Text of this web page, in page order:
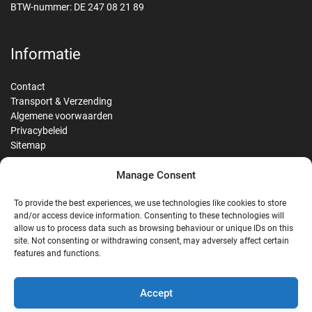
Manage Consent
To provide the best experiences, we use technologies like cookies to store
and/or access device information. Consenting to these technologies will
allow us to process data such as browsing behaviour or unique IDs on this
site. Not consenting or withdrawing consent, may adversely affect certain
features and functions.
Accept
BTW-nummer: DE 247 08 21 89
Informatie
Contact
Transport & Verzending
Algemene voorwaarden
Privacybeleid
Sitemap
G Google Reviews